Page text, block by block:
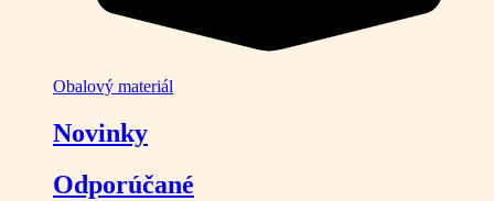
Obalový materiál
Novinky
Odporúčané